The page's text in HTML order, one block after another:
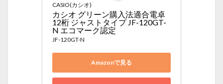
CASIO(カシオ)
カシオ グリーン購入法適合電卓
12桁 ジャストタイプ JF-120GT-
N エコマーク認定
JF-120GT-N
Amazonで見る